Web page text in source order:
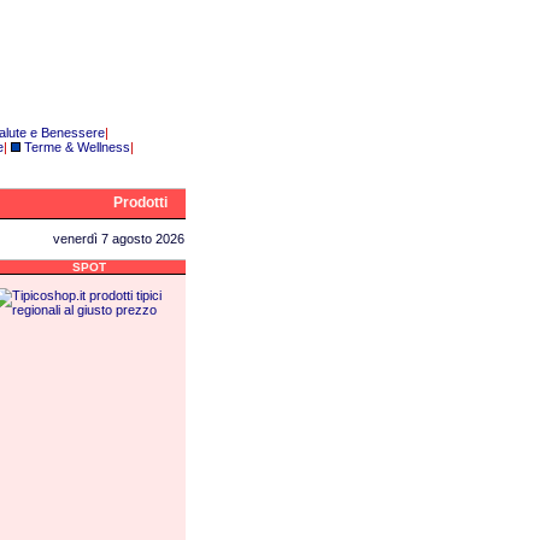
e Benessere|
| Terme & Wellness|
Prodotti
venerdì 7 agosto 2026
SPOT